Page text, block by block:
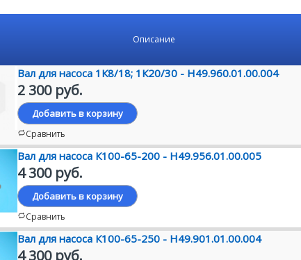
Описание
Вал для насоса 1К8/18; 1К20/30 - Н49.960.01.00.004
2 300 руб.
Добавить в корзину
Сравнить
Вал для насоса К100-65-200 - Н49.956.01.00.005
4 300 руб.
Добавить в корзину
Сравнить
Вал для насоса К100-65-250 - Н49.901.01.00.004
4 300 руб.